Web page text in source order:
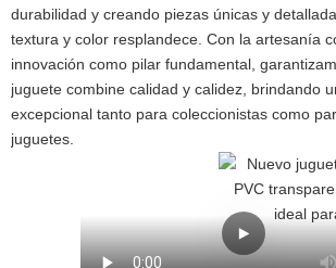
durabilidad y creando piezas únicas y
textura y color resplandece. Con la artesanía
innovación como pilar fundamental,
juguete combine calidad y calidez, brindando
excepcional tanto para coleccionistas como
juguetes.